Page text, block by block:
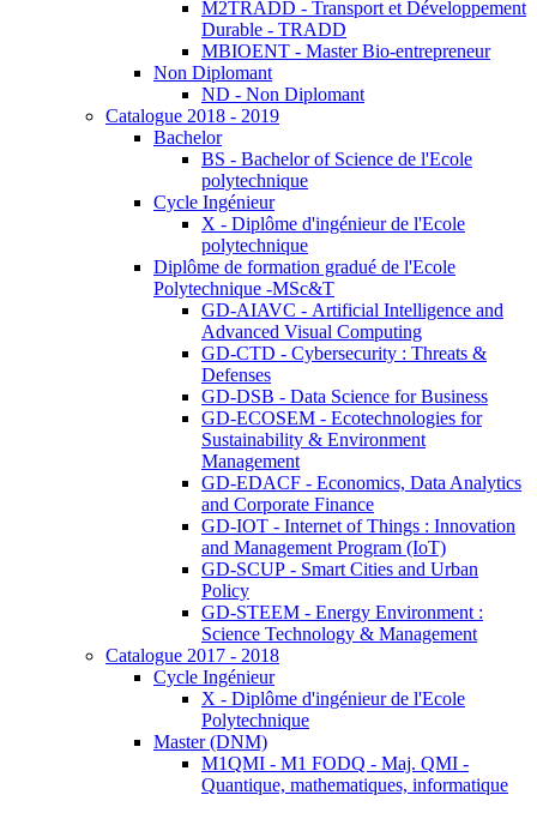
M2TRADD - Transport et Développement
Durable - TRADD
MBIOENT - Master Bio-entrepreneur
Non Diplomant
ND - Non Diplomant
Catalogue 2018 - 2019
Bachelor
BS - Bachelor of Science de l'Ecole
polytechnique
Cycle Ingénieur
X - Diplôme d'ingénieur de l'Ecole
polytechnique
Diplôme de formation gradué de l'Ecole
Polytechnique -MSc&T
GD-AIAVC - Artificial Intelligence and
Advanced Visual Computing
GD-CTD - Cybersecurity : Threats &
Defenses
GD-DSB - Data Science for Business
GD-ECOSEM - Ecotechnologies for
Sustainability & Environment
Management
GD-EDACF - Economics, Data Analytics
and Corporate Finance
GD-IOT - Internet of Things : Innovation
and Management Program (IoT)
GD-SCUP - Smart Cities and Urban
Policy
GD-STEEM - Energy Environment :
Science Technology & Management
Catalogue 2017 - 2018
Cycle Ingénieur
X - Diplôme d'ingénieur de l'Ecole
Polytechnique
Master (DNM)
M1QMI - M1 FODQ - Maj. QMI -
Quantique, mathematiques, informatique